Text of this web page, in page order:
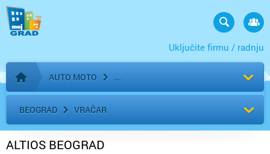
Uključite firmu / radnju
Početna stranica
AUTO MOTO
BEOGRAD VRAČAR
ALTIOS BEOGRAD